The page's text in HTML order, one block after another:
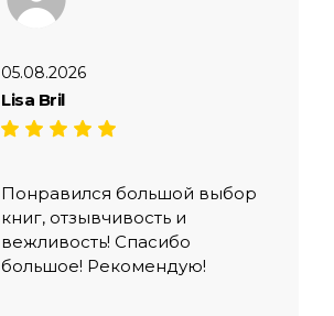
05.08.2026
Lisa Bril
Понравился большой выбор
книг, отзывчивость и
вежливость! Спасибо
большое! Рекомендую!